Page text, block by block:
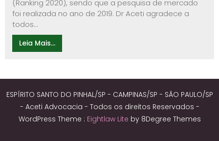
(Ranking 2020), sendo que a pesquisa de mercado
foi realizada no ano de 2019. Dr Aceti agradece a
todos...
Leia Mais...
ESPÍRITO SANTO DO PINHAL/SP - CAMPINAS/SP - SÃO PAULO/SP
- Aceti Advocacia - Todos os direitos Reservados -
WordPress Theme : Eightlaw Lite by 8Degree Themes